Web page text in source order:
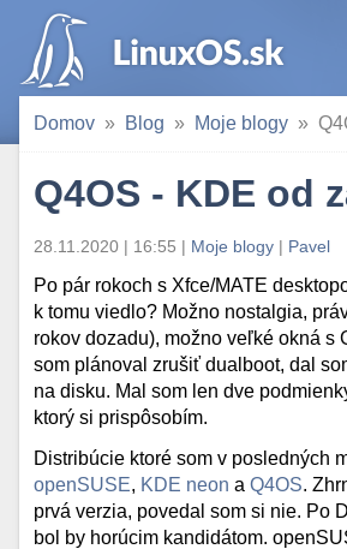
Domov Blog Moje blogy
Q4OS - KDE od
28.11.2020 | 16:55 | Moje blogy | Pavel
Po pár rokoch s Xfce/MATE
k tomu viedlo? Možno nostalgia,
rokov dozadu), možno veľké okná s
som plánoval zrušiť dualboot, dal
na disku. Mal som len dve
ktorý si prispôsobím.
Distribúcie ktoré som v posledných
openSUSE, KDE neon a Q4OS.
prvá verzia, povedal som si nie. Po
bol by horúcim kandidátom.